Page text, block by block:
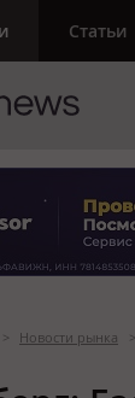
Статьи
> Новости рынка >